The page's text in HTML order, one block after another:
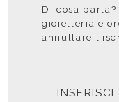
Di cosa
gioielleria e
annullare